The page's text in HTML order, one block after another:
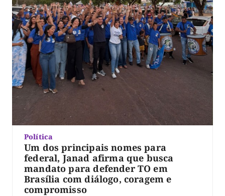
Política
Um dos principais nomes para
federal, Janad afirma que busca
mandato para defender TO em
Brasília com diálogo, coragem e
compromisso